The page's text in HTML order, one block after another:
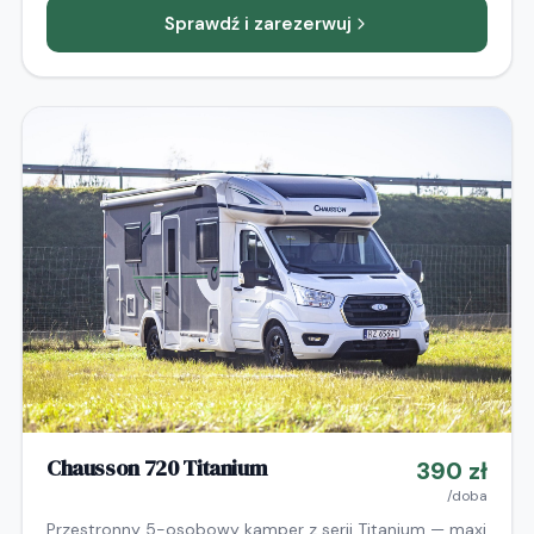
panoramiczne, łazienka z oddzielnym prysznicem,
klimatyzacja, system ostrzegania pasa ruchu. Zbiornik
wody 105 L. Gwarancja producenta 2025.
Sprawdź i zarezerwuj
Chausson 720 Titanium 390 zł
/doba
Przestronny 5-osobowy kamper z serii Titanium — maxi